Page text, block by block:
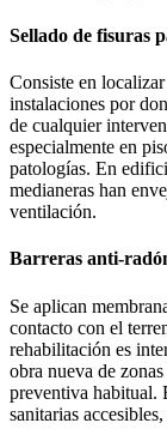
Sellado de fisuras
Consiste en
instalaciones por
de cualquier
especialmente en
patologías. En
medianeras han
ventilación.
Barreras anti-
Se aplican
contacto con el
rehabilitación es
obra nueva de
preventiva habitual.
sanitarias